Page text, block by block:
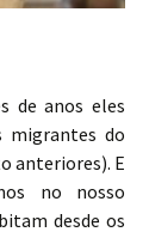
de anos eles
migrantes do
anteriores). E
no nosso
desde os